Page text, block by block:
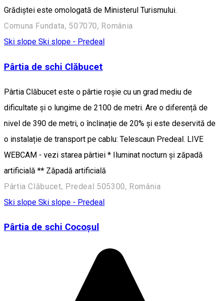
Grădiștei este omologată de Ministerul Turismului.
Comuna Fundata, 507070, România
Ski slope Ski slope - Predeal
Pârtia de schi Clăbucet
Pârtia Clăbucet este o pârtie roșie cu un grad mediu de
dificultate și o lungime de 2100 de metri. Are o diferență de
nivel de 390 de metri, o înclinație de 20% și este deservită de
o instalație de transport pe cablu: Telescaun Predeal. LIVE
WEBCAM - vezi starea pârtiei * Iluminat nocturn și zăpadă
artificială ** Zăpadă artificială
Pârtia Clăbucet, Predeal 505300, România
Ski slope Ski slope - Predeal
Pârtia de schi Cocoșul